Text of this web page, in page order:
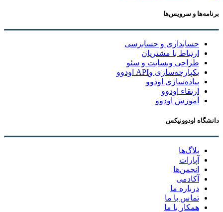
برنامه‌ها و سرویس‌ها
حسابداری و حسابرسی
ارتباط با مشتریان
طراحی وبسایت و سئو
یکپارچه‌سازی وAPI اودوو
پیاده‌سازی اودوو
ارتقاء اودوو
آموزش اودوو
دانشگاه اودوونیکس
بلاگ‌ها
آپارات
انجمن‌ها
آکادمی
درباره ما
تماس با ما
همکار با ما